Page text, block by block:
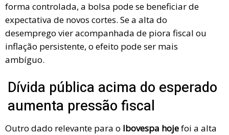
forma controlada, a bolsa pode se beneficiar de
expectativa de novos cortes. Se a alta do
desemprego vier acompanhada de piora fiscal ou
inflação persistente, o efeito pode ser mais
ambíguo.
Dívida pública acima do esperado
aumenta pressão fiscal
Outro dado relevante para o Ibovespa hojefoi a alta